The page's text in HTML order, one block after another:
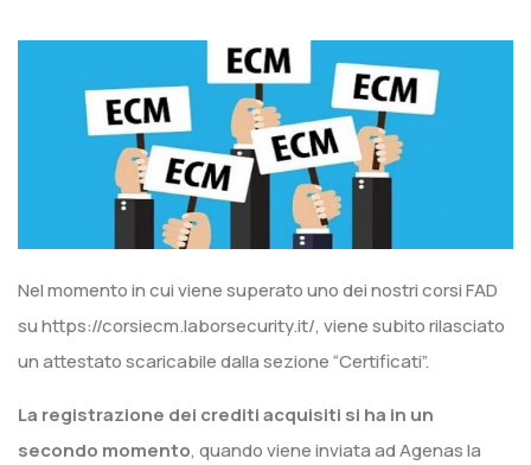
Nel momento in cui viene superato uno dei nostri corsi FAD
su https://corsiecm.laborsecurity.it/, viene subito rilasciato
un attestato scaricabile dalla sezione “Certificati”.
La registrazione dei crediti acquisiti si ha in un
secondo momento, quando viene inviata ad Agenas la